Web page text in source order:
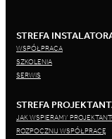
STREFA
WSPÓŁPRACA
SZKOLENIA
SERWIS
STREFA
JAK WSPIERAMY
ROZPOCZNIJ WSPÓŁPRACĘ